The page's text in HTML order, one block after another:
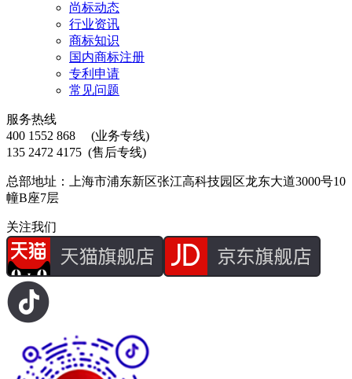
尚标动态
行业资讯
商标知识
国内商标注册
专利申请
常见问题
服务热线
400 1552 868
(业务专线)
135 2472 4175 (售后专线)
总部地址：上海市浦东新区张江高科技园区龙东大道3000号10
幢B座7层
关注我们